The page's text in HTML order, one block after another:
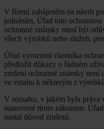
V řízení zahájeném na návrh
jednáním, Úřad tuto
ochranné známky musí být
všech výrobků nebo služeb,
Úřad vyrozumí vlastníka
předložit důkazy o řádném
zrušení ochranné známky
ve vztahu k některým z
V rozsahu, v jakém byla práva
stanovené tímto zákonem.
nastal důvod zrušení.